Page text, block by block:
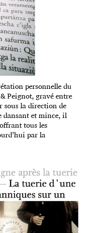
personnelle du
Peignot, gravé entre
sous la direction de
dansant et mince, il
tous les
par la